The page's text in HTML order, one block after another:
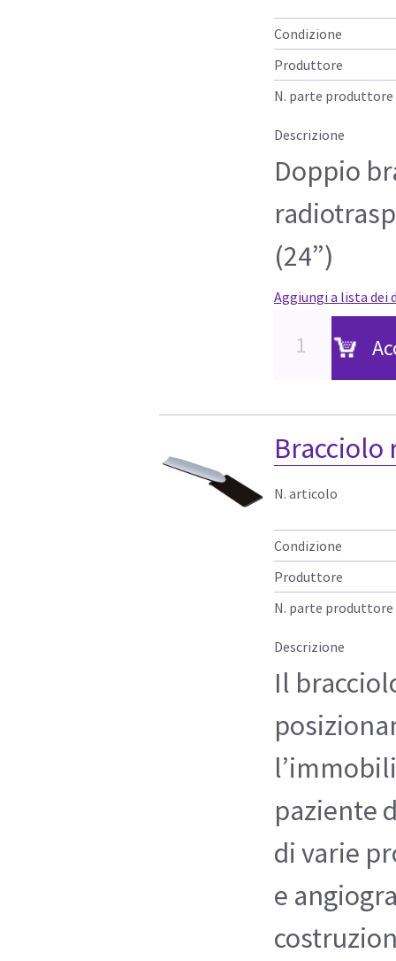
Condizione
Produttore
N. parte produttore
Descrizione
Doppio
(24”)
Aggiungi a lista dei
Bracciolo
N. articolo
Condizione
Produttore
N. parte produttore
Descrizione
Il
paziente
di varie
e